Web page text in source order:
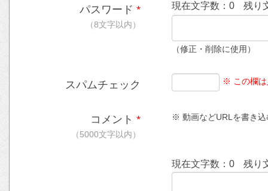
パスワード *
（8文字以内）
現在文字数：0 残り
（修正・削除に使用）
スパムチェック ※ この欄は
コメント *
（5000文字以内）
※ 動画などURLを書き
現在文字数：0 残り